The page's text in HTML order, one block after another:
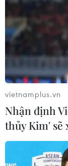
Chính phủ Võ
vietnamplus.vn
Nhận định
thủy Kim' sẽ